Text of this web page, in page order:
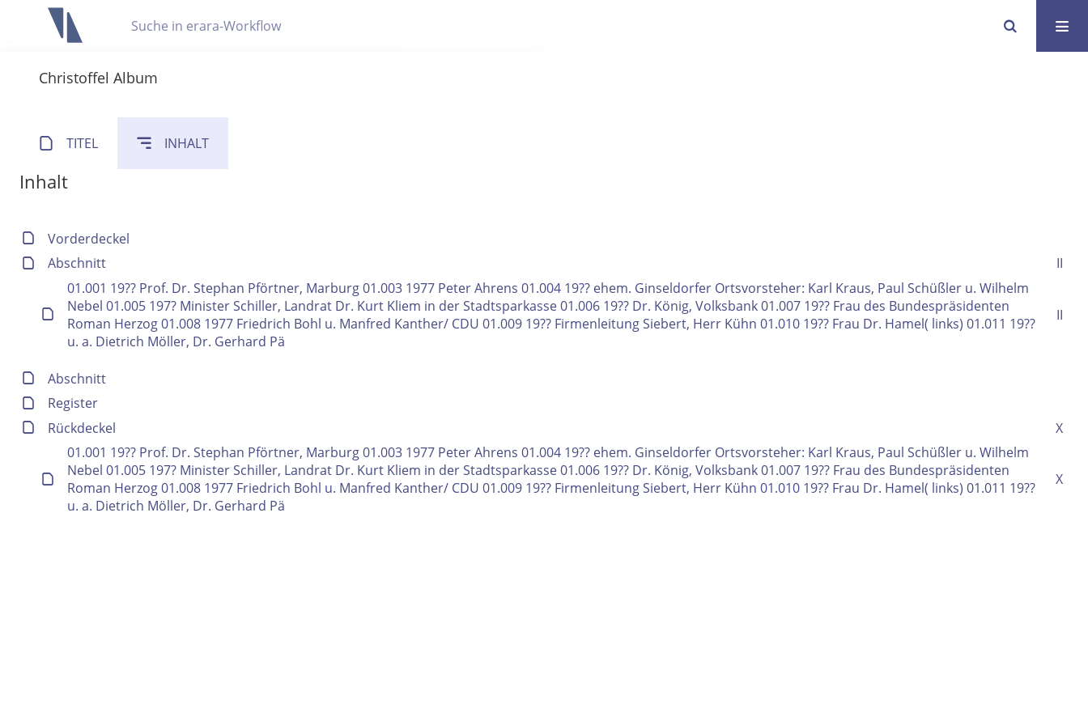
Letzte Trefferliste
Anzeigen
Zuletzt gesucht
Info zu Suchanfragen
Suche in Metadaten
Volltext und Inhaltsverzeichnis
Suchbegriff
Christoffel Album
TITEL INHALT
Inhalt
Vorderdeckel
II
Abschnitt
II
01.001 19?? Prof. Dr. Stephan Pförtner, Marburg 01.003 1977 Peter Ahrens 01.004 19?? ehem. Ginseldorfer Ortsvorsteher: Karl Kraus, Paul Schüßler u. Wilhelm
Nebel 01.005 197? Minister Schiller, Landrat Dr. Kurt Kliem in der Stadtsparkasse 01.006 19?? Dr. König, Volksbank 01.007 19?? Frau des Bundespräsidenten
Roman Herzog 01.008 1977 Friedrich Bohl u. Manfred Kanther/ CDU 01.009 19?? Firmenleitung Siebert, Herr Kühn 01.010 19?? Frau Dr. Hamel( links) 01.011 19??
u. a. Dietrich Möller, Dr. Gerhard Pä
Abschnitt
Register
X
Rückdeckel
X
01.001 19?? Prof. Dr. Stephan Pförtner, Marburg 01.003 1977 Peter Ahrens 01.004 19?? ehem. Ginseldorfer Ortsvorsteher: Karl Kraus, Paul Schüßler u. Wilhelm
Nebel 01.005 197? Minister Schiller, Landrat Dr. Kurt Kliem in der Stadtsparkasse 01.006 19?? Dr. König, Volksbank 01.007 19?? Frau des Bundespräsidenten
Roman Herzog 01.008 1977 Friedrich Bohl u. Manfred Kanther/ CDU 01.009 19?? Firmenleitung Siebert, Herr Kühn 01.010 19?? Frau Dr. Hamel( links) 01.011 19??
u. a. Dietrich Möller, Dr. Gerhard Pä